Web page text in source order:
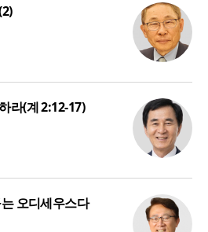
라(계 2:12-17)
오디세우스다